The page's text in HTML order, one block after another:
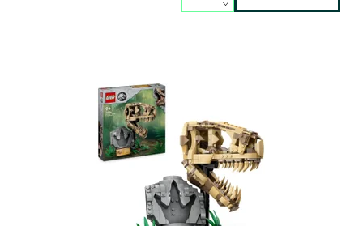
Vystavte si část dinosauří kostry v podobě lebky T-rexe
Skladem>3 ks
11277
LEGO